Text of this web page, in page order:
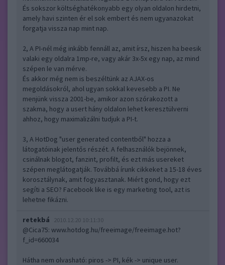
És sokszor költséghatékonyabb egy olyan oldalon hirdetni,
amely havi szinten ér el sok embert és nem ugyanazokat
forgatja vissza nap mint nap.
2, A PI-nél még inkább fennáll az, amit írsz, hiszen ha beesik
valaki egy oldalra 1mp-re, vagy akár 3x-5x egy nap, az mind
szépen le van mérve.
És akkor még nem is beszéltünk az AJAX-os
megoldásokról, ahol ugyan sokkal kevesebb a PI. Ne
menjünk vissza 2001-be, amikor azon szórakozott a
szakma, hogy a usert hány oldalon lehet keresztülverni
ahhoz, hogy maximalizálni tudjuk a PI-t.
3, A HotDog "user generated contentből" hozza a
látogatóinak jelentős részét. A felhasználók bejönnek,
csinálnak blogot, fanzint, profilt, és ezt más usereket
szépen meglátogatják. Továbbá írunk cikkeket a 15-18 éves
korosztálynak, amit fogyasztanak. Miért gond, hogy ezt
segíti a SEO? Facebook like is egy marketing tool, azt is
lehetne fikázni.
retekbá 2010.12.20 10:11:30
@Cica75: www.hotdog.hu/freeimage/freeimage.hot?
f_id=660034
Hátha nem olvasható: piros -> PI, kék -> unique user.